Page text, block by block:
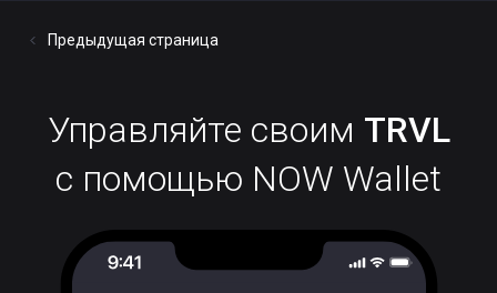
Предыдущая страница
Управляйте своим TRVL
с помощью NOW Wallet